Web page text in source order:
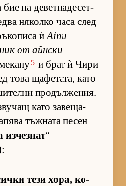
на де­вет­на­де­сет­
ня­колко часа след
ѝAinu
от айн­ски
5 и брат ѝ Чири
това ща­фе­та­та, като
про­дъл­же­ния.
като за­ве­ща­
тъж­ната пе­сен
из­чез­нат“
тези хо­ра, ко­